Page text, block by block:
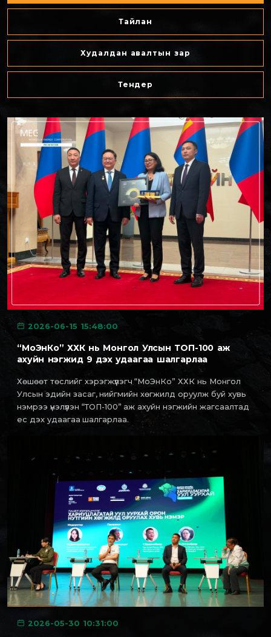
Тайлан
Худалдан авалтын зар
Тендер
2026-06-15 15:48:00
“МоЭнКо” ХХК нь Монгол Улсын ТОП-100 аж
ахуйн нэгжид 9 дэх удаагаа шалгарлаа
Хөшөөт төслийг хэрэгжүүлэгч “МоЭнКо” ХХК нь Монгол
Улсын эдийн засаг, нийгмийн хөгжилд оруулж буй хувь
нэмрээ үнэлүүлэн “ТОП-100” аж ахуйн нэгжийн жагсаалтад
ес дэх удаагаа шалгарлаа.
2026-05-30 10:31:00